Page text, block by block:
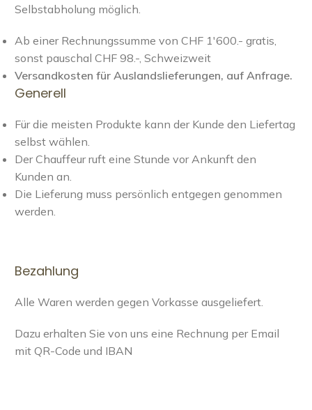
Selbstabholung möglich.
Ab einer Rechnungssumme von CHF 1'600.- gratis,
sonst pauschal CHF 98.-, Schweizweit
Versandkosten für Auslandslieferungen, auf Anfrage.
Generell
Für die meisten Produkte kann der Kunde den Liefertag
selbst wählen.
Der Chauffeur ruft eine Stunde vor Ankunft den
Kunden an.
Die Lieferung muss persönlich entgegen genommen
werden.
Bezahlung
Alle Waren werden gegen Vorkasse ausgeliefert.
Dazu erhalten Sie von uns eine Rechnung per Email
mit QR-Code und IBAN